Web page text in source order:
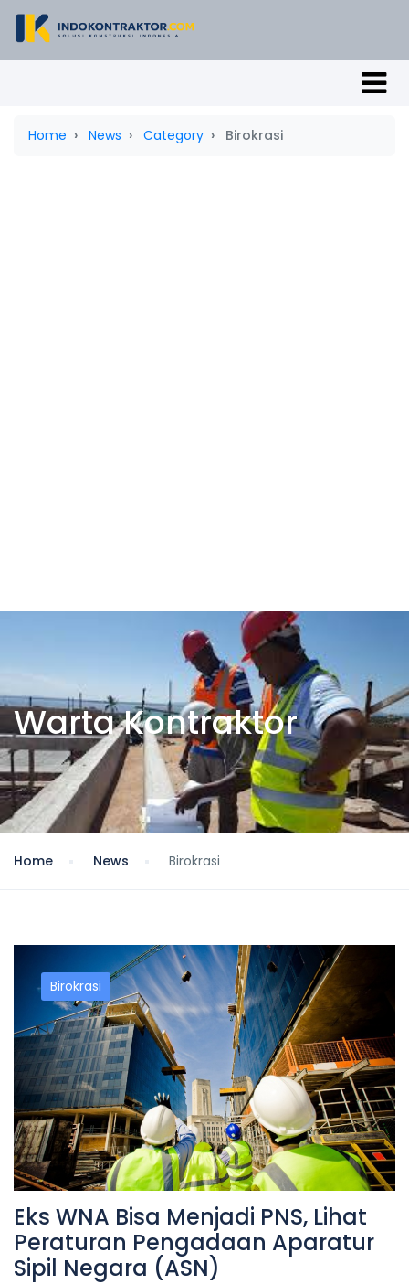
Home News Category Birokrasi
Warta Kontraktor
Home News Birokrasi
Birokrasi
Eks WNA Bisa Menjadi PNS, Lihat
Peraturan Pengadaan Aparatur
Sipil Negara (ASN)